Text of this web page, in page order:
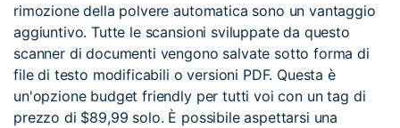
rimozione della polvere automatica sono un vantaggio
aggiuntivo. Tutte le scansioni sviluppate da questo
scanner di documenti vengono salvate sotto forma di
file di testo modificabili o versioni PDF. Questa è
un'opzione budget friendly per tutti voi con un tag di
prezzo di $89,99 solo. È possibile aspettarsi una